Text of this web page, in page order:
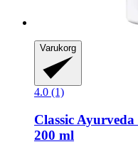
Varukorg
4.0 (1)
Classic Ayurveda
200 ml